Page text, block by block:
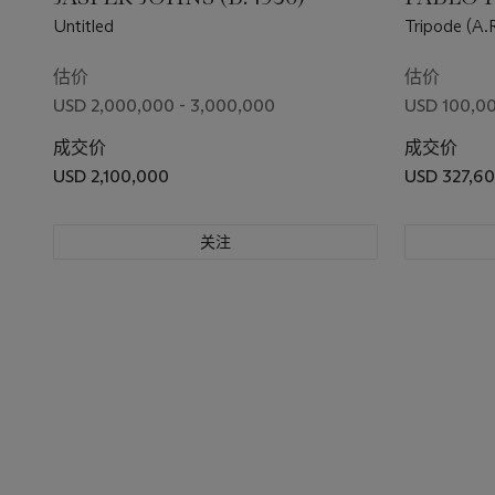
Untitled
估价
USD 2,000,000 - 3,000,000
成交价
USD 2,100,000
关注
Tripode
估价
USD
成交价
USD